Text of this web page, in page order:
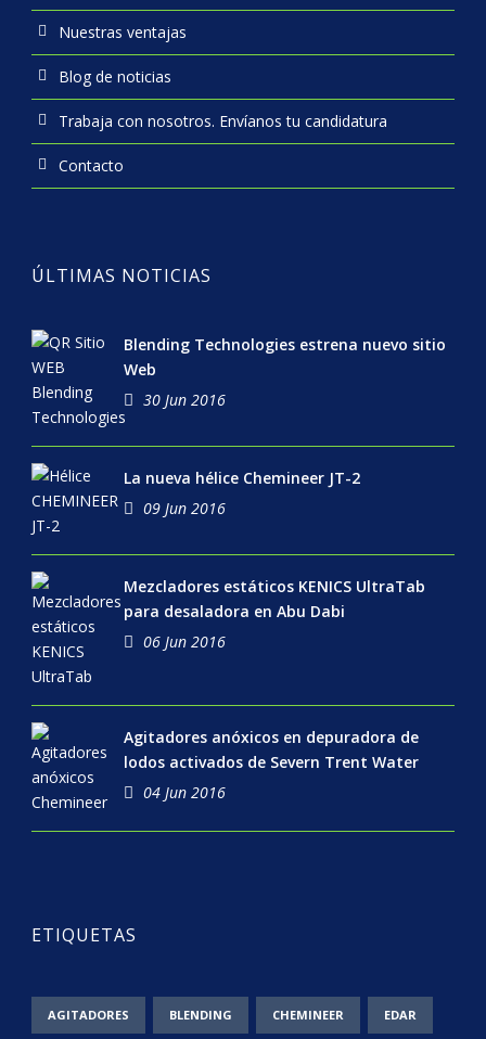
Nuestras ventajas
Blog de noticias
Trabaja con nosotros. Envíanos tu candidatura
Contacto
ÚLTIMAS NOTICIAS
Blending Technologies estrena nuevo sitio
Web
30 Jun 2016
La nueva hélice Chemineer JT-2
09 Jun 2016
Mezcladores estáticos KENICS UltraTab
para desaladora en Abu Dabi
06 Jun 2016
Agitadores anóxicos en depuradora de
lodos activados de Severn Trent Water
04 Jun 2016
ETIQUETAS
AGITADORES BLENDING CHEMINEER EDAR